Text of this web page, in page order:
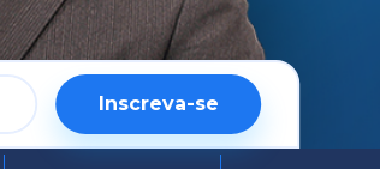
Inscreva-se